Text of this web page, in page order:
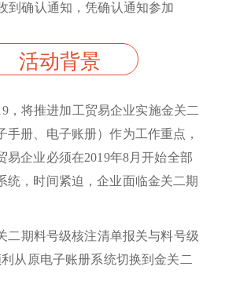
到确认通知，凭确认通知参加
活动背景
，将推进加工贸易企业实施金关二
手册、电子账册）作为工作重点，
易企业必须在2019年8月开始全部
统，时间紧迫，企业面临金关二期
二期料号级核注清单报关与料号级
从原电子账册系统切换到金关二